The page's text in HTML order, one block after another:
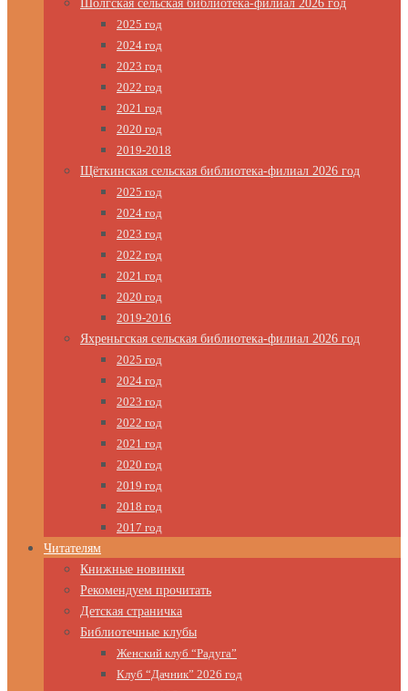
Шолгская сельская библиотека-филиал 2026 год
2025 год
2024 год
2023 год
2022 год
2021 год
2020 год
2019-2018
Щёткинская сельская библиотека-филиал 2026 год
2025 год
2024 год
2023 год
2022 год
2021 год
2020 год
2019-2016
Яхреньгская сельская библиотека-филиал 2026 год
2025 год
2024 год
2023 год
2022 год
2021 год
2020 год
2019 год
2018 год
2017 год
Читателям
Книжные новинки
Рекомендуем прочитать
Детская страничка
Библиотечные клубы
Женский клуб “Радуга”
Клуб “Дачник” 2026 год